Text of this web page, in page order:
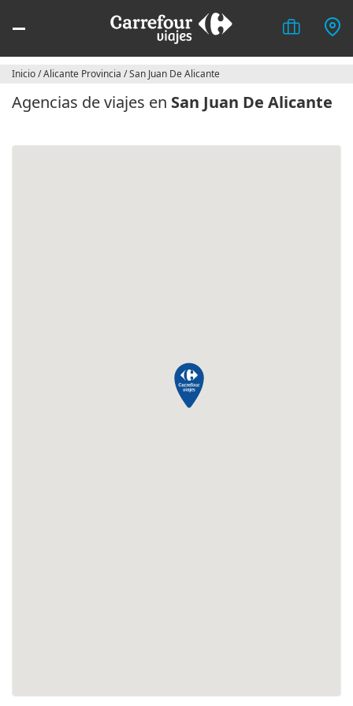
Inicio/Alicante Provincia /San Juan De Alicante
Agencias de viajes en San Juan De Alicante